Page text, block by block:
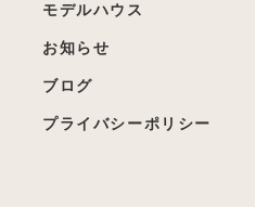
モデルハウス
お知らせ
ブログ
プライバシーポリシー